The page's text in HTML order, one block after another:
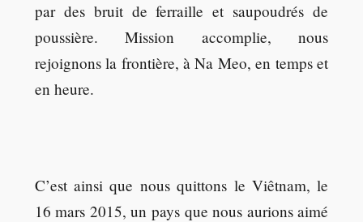
par des bruit de ferraille et saupoudrés de
poussière. Mission accomplie, nous
rejoignons la frontière, à Na Meo, en temps et
en heure.
C’est ainsi que nous quittons le Viêtnam, le
16 mars 2015, un pays que nous aurions aimé